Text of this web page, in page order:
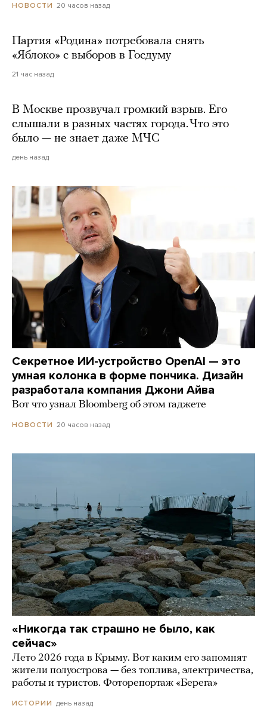
НОВОСТИ 20 часов назад
Партия «Родина» потребовала снять
«Яблоко» с выборов в Госдуму
21 час назад
В Москве прозвучал громкий взрыв. Его
слышали в разных частях города. Что это
было — не знает даже МЧС
день назад
Секретное ИИ-устройство OpenAI — это
умная колонка в форме пончика. Дизайн
разработала компания Джони Айва
Вот что узнал Bloomberg об этом гаджете
НОВОСТИ 20 часов назад
«Никогда так страшно не было, как
сейчас»
Лето 2026 года в Крыму. Вот каким его запомнят
жители полуострова — без топлива, электричества,
работы и туристов. Фоторепортаж «Берега»
ИСТОРИИ день назад